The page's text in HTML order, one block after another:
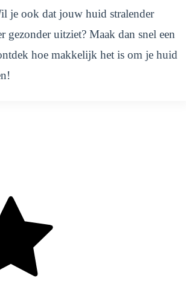
je ook dat jouw huid stralender
gezonder uitziet? Maak dan snel een
hoe makkelijk het is om je huid